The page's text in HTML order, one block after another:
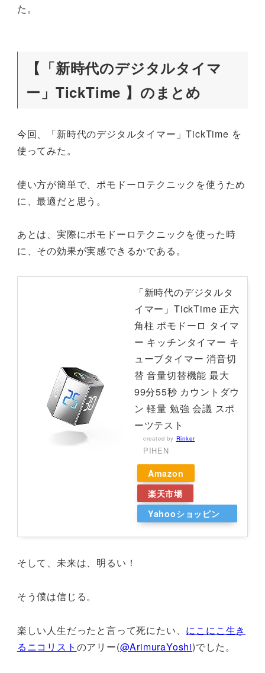
た。
【「新時代のデジタルタイマ
ー」TickTime 】のまとめ
今回、「新時代のデジタルタイマー」TickTime を
使ってみた。
使い方が簡単で、ポモドーロテクニックを使うため
に、最適だと思う。
あとは、実際にポモドーロテクニックを使った時
に、その効果が実感できるかである。
「新時代のデジタルタ
イマー」TickTime 正六
角柱 ポモドーロ タイマ
ー キッチンタイマー キ
ューブタイマー 消音切
替 音量切替機能 最大
99分55秒 カウントダウ
ン 軽量 勉強 会議 スポ
ーツテスト
created by Rinker
PIHEN
Amazon
楽天市場
Yahooショッピン
そして、未来は、明るい！
そう僕は信じる。
楽しい人生だったと言って死にたい、 にこにこ生き
るニコリスト のアリー(@ArimuraYoshi)でした。